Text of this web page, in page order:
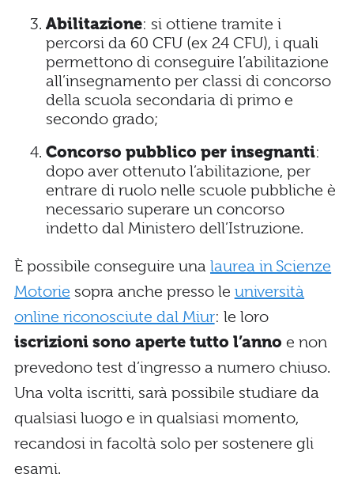
Abilitazione: si ottiene tramite i
percorsi da 60 CFU (ex 24 CFU), i quali
permettono di conseguire l’abilitazione
all’insegnamento per classi di concorso
della scuola secondaria di primo e
secondo grado;
Concorso pubblico per insegnanti:
dopo aver ottenuto l’abilitazione, per
entrare di ruolo nelle scuole pubbliche è
necessario superare un concorso
indetto dal Ministero dell’Istruzione.
È possibile conseguire una laurea in Scienze
Motorie sopra anche presso le università
online riconosciute dal Miur: le loro
iscrizioni sono aperte tutto l’anno e non
prevedono test d’ingresso a numero chiuso.
Una volta iscritti, sarà possibile studiare da
qualsiasi luogo e in qualsiasi momento,
recandosi in facoltà solo per sostenere gli
esami.